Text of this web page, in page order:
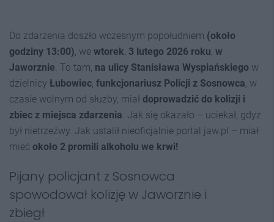
Do zdarzenia doszło wczesnym popołudniem (około
godziny 13:00) , we wtorek 3 lutego 2026 roku w
Jaworznie . To tam, na ulicy Stanisława Wyspiańskiego w
dzielnicy Łubowiec funkcjonariusz Policji z Sosnowca , w
czasie wolnym od służby, miał doprowadzić do kolizji i
zbiec z miejsca zdarzenia . Jak się okazało – uciekał, gdyż
był nietrzeźwy. Jak ustalił nieoficjalnie portal jaw.pl – miał
mieć około 2 promili alkoholu we krwi!
Pijany policjant z Sosnowca
spowodował kolizję w Jaworznie i
zbiegł